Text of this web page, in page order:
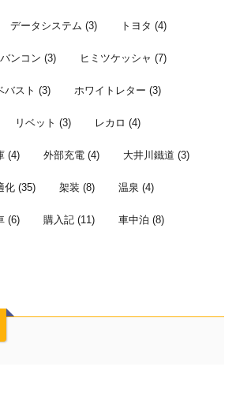
データシステム (3) トヨタ (4)
バンコン (3) ヒミツケッシャ (7)
バスト (3) ホワイトレター (3)
リベット (3) レカロ (4)
(4) 外部充電 (4) 大井川鐵道 (3)
化 (35) 架装 (8) 温泉 (4)
(6) 購入記 (11) 車中泊 (8)